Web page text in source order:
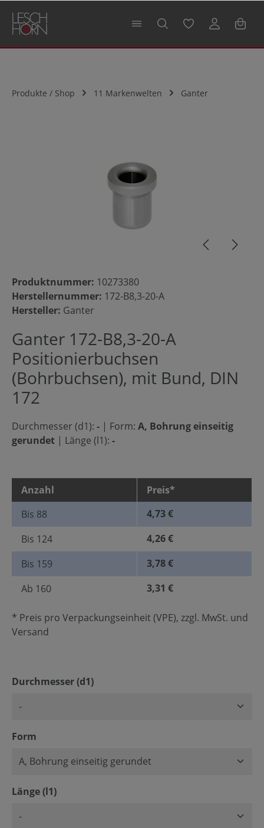
springen
Produkte / Shop 11 Markenwelten Ganter
Produktnummer: 10273380
Herstellernummer: 172-B8,3-20-A
Hersteller: Ganter
Ganter 172-B8,3-20-A
Positionierbuchsen
(Bohrbuchsen), mit Bund, DIN
172
Durchmesser (d1): - | Form: A, Bohrung einseitig
gerundet | Länge (l1): -
Anzahl
Preis*
Bis 88
4,73 €
Bis 124
4,26 €
Bis 159
3,78 €
Ab 160 3,31 €
* Preis pro Verpackungseinheit (VPE), zzgl. MwSt. und
Versand
Durchmesser (d1)auswählen
Form
Länge (l1)auswählen